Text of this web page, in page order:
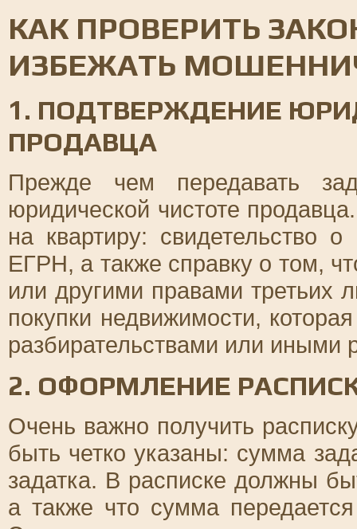
КАК ПРОВЕРИТЬ
ИЗБЕЖАТЬ
1. ПОДТВЕРЖДЕНИЕ
ПРОДАВЦА
Прежде чем передавать
юридической чистоте
на квартиру: свидетельство
ЕГРН, а также справку о том,
или другими правами третьих
покупки недвижимости,
разбирательствами или иными
2. ОФОРМЛЕНИЕ
Очень важно получить
быть четко указаны: сумма
задатка. В расписке должны
а также что сумма